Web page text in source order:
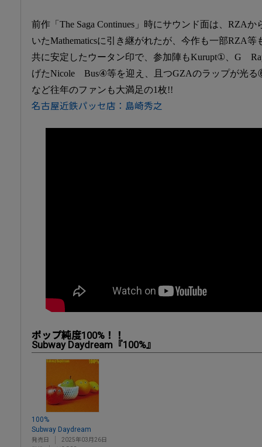
前作「The Saga Continues」時にサウンド面は、RZAか
いたMathematicsに引き継がれたが、今作も一部RZA
共に安定したウータン印で、参加陣もKurupt①、G
げたNicole Bus④等を迎え、且つGZAのラップが光
など往年のファンも大満足の1枚!!
名古屋近鉄パッセ店：島崎秀之
ポップ純度100%！！
Subway Daydream『100%』
100%
Subway Daydream
発売日
2025年03月26日